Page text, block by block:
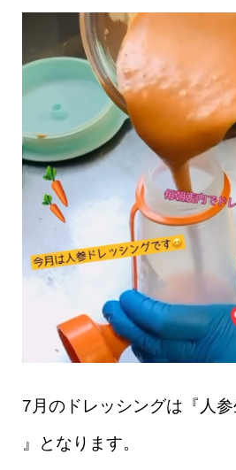
7月のドレッシングは『人
』となります。